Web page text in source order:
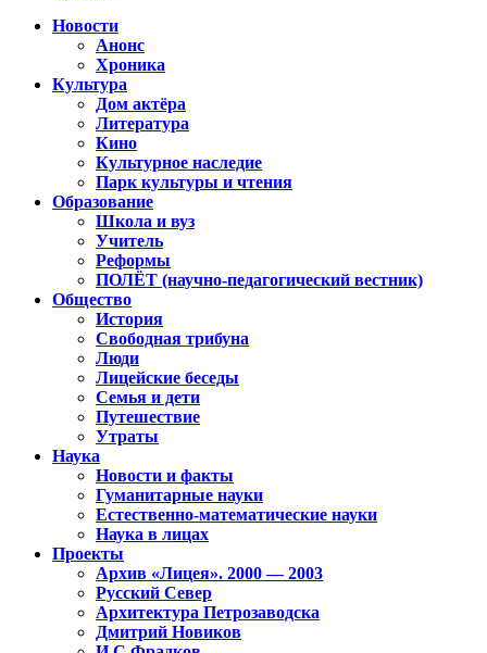
Новости
Анонс
Хроника
Культура
Дом актёра
Литература
Кино
Культурное наследие
Парк культуры и чтения
Образование
Школа и вуз
Учитель
Реформы
ПОЛЁТ (научно-педагогический вестник)
Общество
История
Свободная трибуна
Люди
Лицейские беседы
Семья и дети
Путешествие
Утраты
Наука
Новости и факты
Гуманитарные науки
Естественно-математические науки
Наука в лицах
Проекты
Архив «Лицея». 2000 — 2003
Русский Север
Архитектура Петрозаводска
Дмитрий Новиков